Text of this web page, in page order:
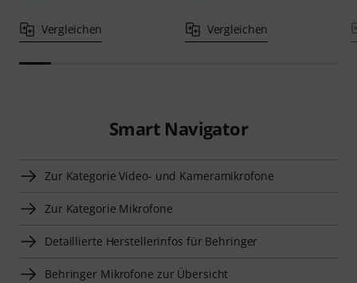
Vergleichen Vergleichen
Smart Navigator
Zur Kategorie Video- und Kameramikrofone
Zur Kategorie Mikrofone
Detaillierte Herstellerinfos für Behringer
Behringer Mikrofone zur Übersicht